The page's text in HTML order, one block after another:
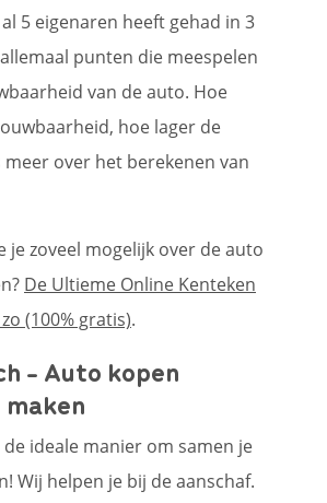
5 eigenaren heeft gehad in 3
punten die meespelen
van de auto. Hoe
hoe lager de
meer over het berekenen van
je zoveel mogelijk over de auto
De Ultieme Online Kenteken
(100% gratis).
- Auto kopen
ideale manier om samen je
Wij helpen je bij de aanschaf.